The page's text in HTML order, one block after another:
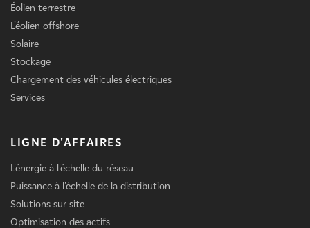
Éolien terrestre
L'éolien offshore
Solaire
Stockage
Chargement des véhicules électriques
Services
LIGNE D'AFFAIRES
L'énergie à l'échelle du réseau
Puissance à l'échelle de la distribution
Solutions sur site
Optimisation des actifs